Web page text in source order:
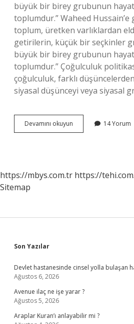
büyük bir birey grubunun
toplumdur.” Waheed Hussain’e
toplum, üretken varlıklardan
getirilerin, küçük bir seçkinler
büyük bir birey grubunun
toplumdur.” Çoğulculuk
çoğulculuk, farklı
siyasal düşünceyi veya siyasal
Devamını okuyun Çoğulcu
Yaklaşım
14 Yorum
https://mbys.com.tr https://
Sitemap
Sidebar
Son Yazılar
Devlet hastanesinde cinsel yolla bulaşan
Ağustos 6, 2026
Avenue ilaç ne işe yarar ?
Ağustos 5, 2026
Araplar Kuran’ı anlayabilir mi ?